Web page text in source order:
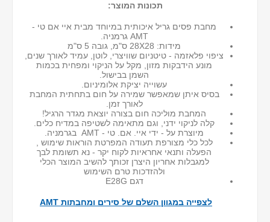
תכונות המוצר:
מחבת פסים גריל איכותית במיוחד מבית איי אם טי -
AMT גרמניה.
מידות: 28X28 ס"מ, גובה 5 ס"מ
ציפוי פלאזמה - טיטניום שוויצרי, לוטן, עמיד לאורך שנים,
מונע הידבקות מזון, מקל על הניקוי ומפחית בכמות
השמן בבישול.
עשוייה יציקת אלומיניום.
בסיס איתן שמאפשר שמירה על חום בתחתית המחבת
לאורך זמן.
המחבת מוליכה חום בצורה יוצאת מגדר הרגיל!
קלה לניקוי ידני, וגם מתאימה לשטיפה במדיח כלים.
מיוצרת על - ידי איי. אם. טי - AMT בגרמניה.
לכל כלי מצורפת תעודה המפרטת הוראות שימוש ,
הפעלה ותנאי אחראיות לקוח יקר - נא תשומת לבך
למגבלות אחריון היצרן זכותך להשיב המוצר הכלי
ולהזדכות טרם השימוש
דגם E28G
לצפייה במגוון השלם של סירים ומחבתות AMT